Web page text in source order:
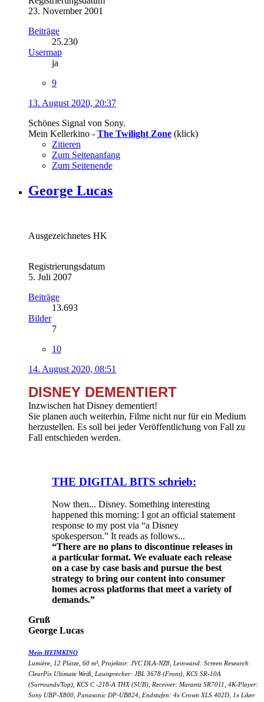
23. November 2001
Beiträge
25.230
Usermap
ja
9
13. August 2020, 20:37
Schönes Signal von Sony.
Mein Kellerkino - The Twilight Zone (klick)
Zitieren
Zum Seitenanfang
Zum Seitenende
George Lucas
Ausgezeichnetes HK
Registrierungsdatum
5. Juli 2007
Beiträge
13.693
Bilder
7
10
14. August 2020, 08:51
DISNEY DEMENTIERT
Inzwischen hat Disney dementiert!
Sie planen auch weiterhin, Filme nicht nur für ein Medium
herzustellen. Es soll bei jeder Veröffentlichung von Fall zu
Fall entschieden werden.
THE DIGITAL BITS schrieb:
Now then... Disney. Something interesting
happened this morning: I got an official statement
response to my post via “a Disney
spokesperson.” It reads as follows...
“There are no plans to discontinue releases in
a particular format. We evaluate each release
on a case by case basis and pursue the best
strategy to bring our content into consumer
homes across platforms that meet a variety of
demands.”
Gruß
George Lucas
Mein HEIMKINO
Lumière, 12 Plätze, 60 m³, Projektor: JVC DLA-NZ8, Leinwand: Screen Research
ClearPix Ultimate Weiß, Lautsprecher: JBL 3678 (Front), KCS SR-10A
(Surrounds/Top), KCS C -218-A THX (SUB), Receiver: Marantz SR7011, 4K-Player:
Sony UBP-X800, Panasonic DP-UB824, Endstufen: 4x Crown XLS 402D, 1x Liker